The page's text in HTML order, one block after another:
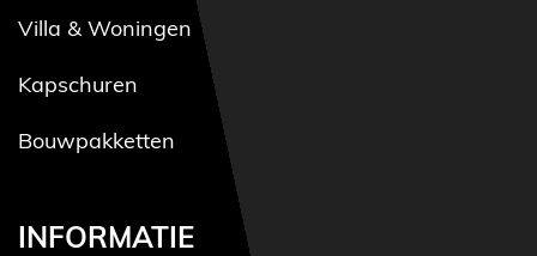
Villa & Woningen
Kapschuren
Bouwpakketten
INFORMATIE